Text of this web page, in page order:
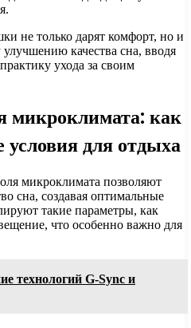
не только дарят комфорт, но и
качества сна, вводя
ухода за своим
микроклимата: как
условия для отдыха
микроклимата позволяют
сна, создавая оптимальные
такие параметры, как
что особенно важно для
технологий G-Sync и